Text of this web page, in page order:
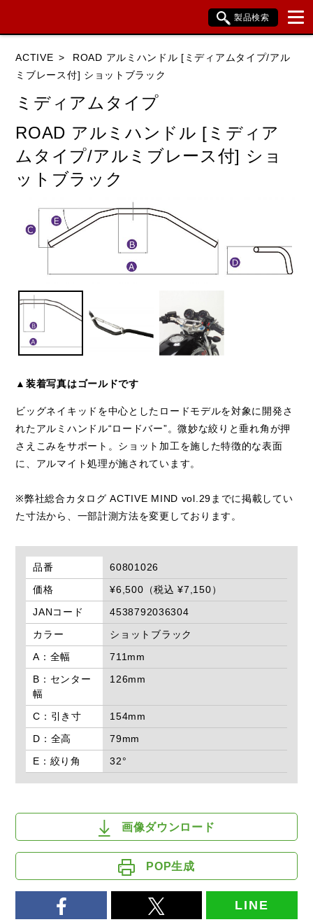
製品検索
車種検索
アイテム検索
HONDA YAMAHA SUZUKI
KAWASAKI BMW DUCATI
HARLEY DAVIDSON
閉じる
ACTIVE
ROAD アルミハンドル [ミディアムタイプ/アル
ミブレース付] ショットブラック
ミディアムタイプ
ROAD アルミハンドル [ミディア
ムタイプ/アルミブレース付] ショ
ットブラック
▲装着写真はゴールドです
ビッグネイキッドを中心としたロードモデルを対象に開発さ
れたアルミハンドル“ロードバー”。微妙な絞りと垂れ角が押
さえこみをサポート。ショット加工を施した特徴的な表面
に、アルマイト処理が施されています。
※弊社総合カタログ ACTIVE MIND vol.29までに掲載してい
た寸法から、一部計測方法を変更しております。
品番
60801026
価格
¥6,500（税込 ¥7,150）
JANコード
4538792036304
カラー
ショットブラック
A：全幅
711mm
B：センター
幅
126mm
C：引き寸
154mm
D：全高
79mm
E：絞り角
32°
画像ダウンロード
POP生成
LINE